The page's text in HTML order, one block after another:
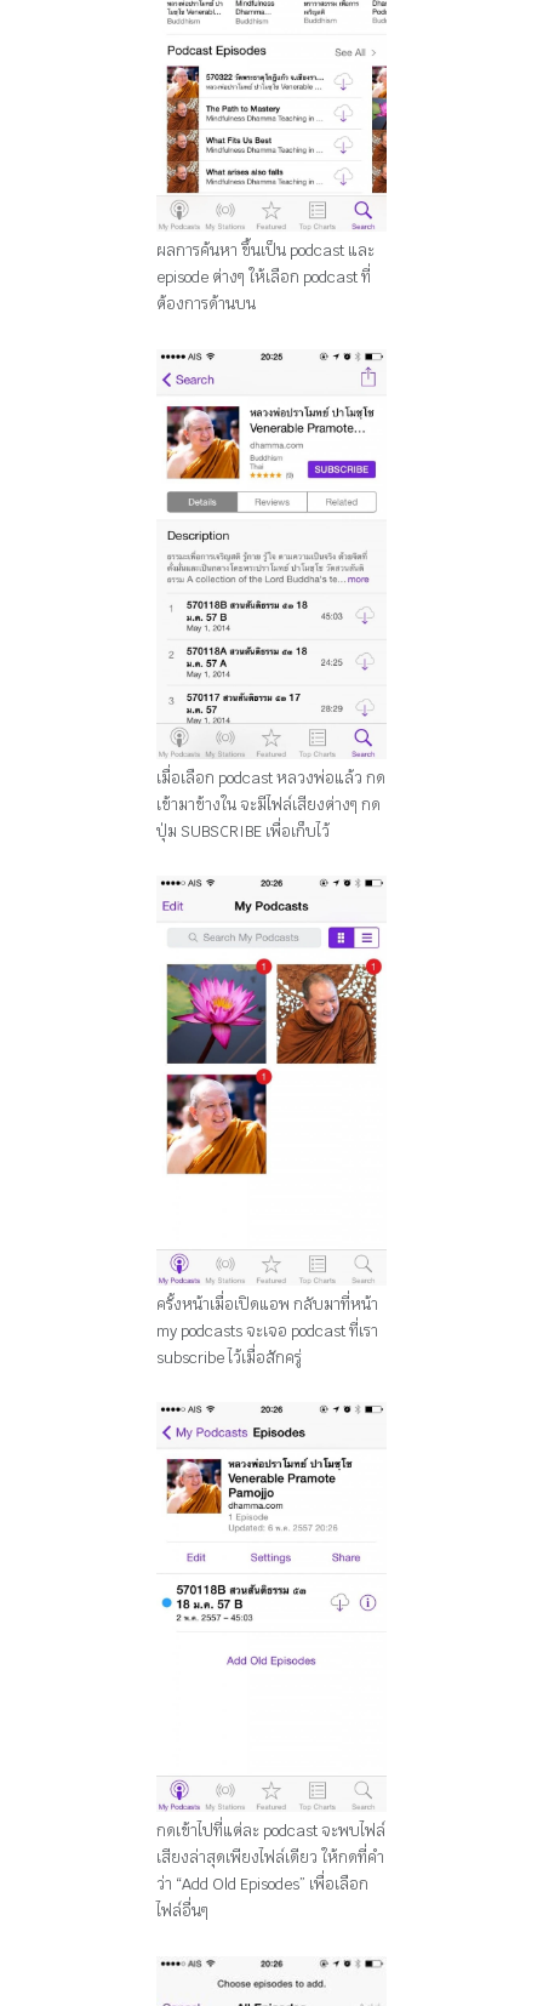
ผลการค้นหา ขึ้นเป็น podcast และ
episode ต่างๆ ให้เลือก podcast ที่
ต้องการด้านบน
เมื่อเลือก podcast หลวงพ่อแล้ว กด
เข้ามาข้างใน จะมีไฟล์เสียงต่างๆ กด
ปุ่ม SUBSCRIBE เพื่อเก็บไว้
ครั้งหน้าเมื่อเปิดแอพ กลับมาที่หน้า
my podcasts จะเจอ podcast ที่เรา
subscribe ไว้เมื่อสักครู่
กดเข้าไปที่แต่ละ podcast จะพบไฟล์
เสียงล่าสุดเพียงไฟล์เดียว ให้กดที่คำ
ว่า “Add Old Episodes” เพื่อเลือก
ไฟล์อื่นๆ